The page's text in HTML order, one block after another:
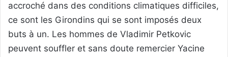
accroché dans des conditions climatiques difficiles,
ce sont les Girondins qui se sont imposés deux
buts à un. Les hommes de Vladimir Petkovic
peuvent souffler et sans doute remercier Yacine